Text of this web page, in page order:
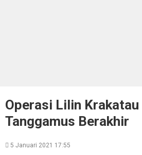
Operasi Lilin
Tanggamus Berakhir
5 Januari 2021 17:55